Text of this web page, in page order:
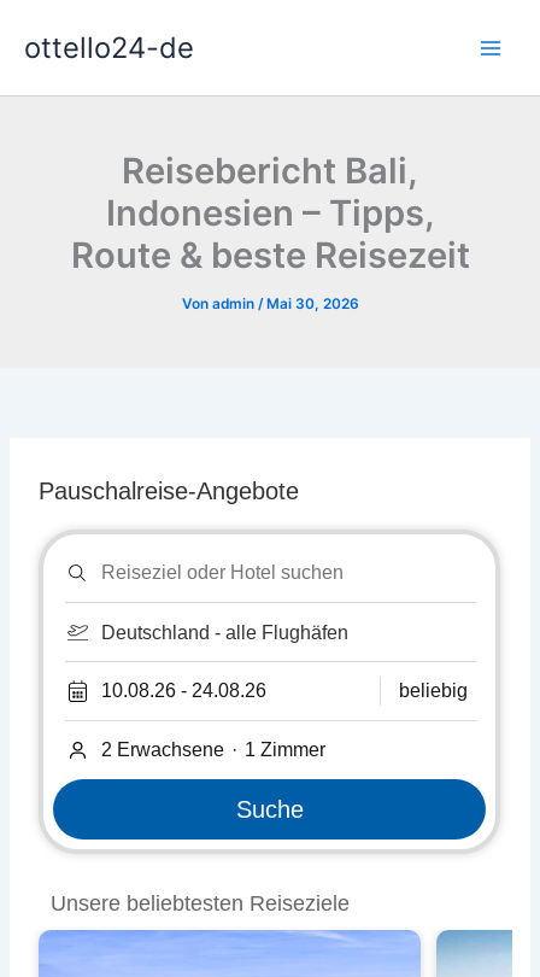
Inhaltottello24-de
Reisebericht Bali,
Indonesien – Tipps,
Route & beste Reisezeit
Von admin /Mai 30, 2026